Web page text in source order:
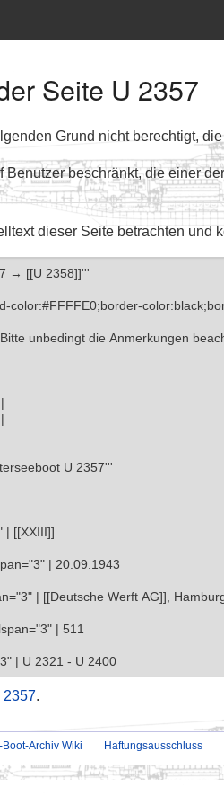
Seite U 2357
Grund nicht berechtigt,
Benutzer beschränkt, die einer
dieser Seite betrachten und
2357.
Boot-Archiv Wiki Haftungsausschluss